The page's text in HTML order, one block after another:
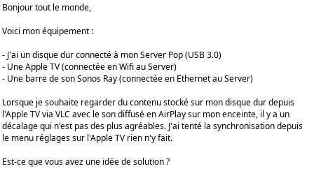
Bonjour tout le monde,
Voici mon équipement :
- J'ai un disque dur connecté à mon Server Pop (USB 3.0)
- Une Apple TV (connectée en Wifi au Server)
- Une barre de son Sonos Ray (connectée en Ethernet au Server)
Lorsque je souhaite regarder du contenu stocké sur mon disque dur depuis
l'Apple TV via VLC avec le son diffusé en AirPlay sur mon enceinte, il y a un
décalage qui n'est pas des plus agréables. J'ai tenté la synchronisation depuis
le menu réglages sur l'Apple TV rien n'y fait.
Est-ce que vous avez une idée de solution ?